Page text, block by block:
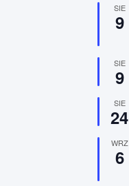
SIE
9
SIE
9
SIE
24
WRZ
6